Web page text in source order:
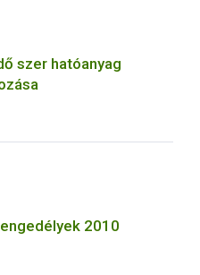
szer hatóanyag
2010